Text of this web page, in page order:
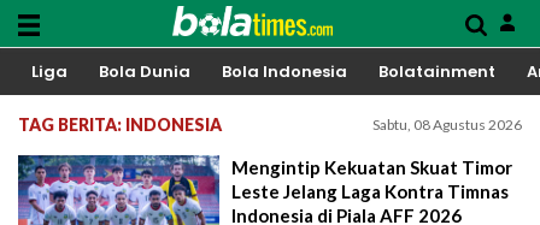
Liga Bola Dunia Bola Indonesia Bolatainment
TAG BERITA: INDONESIA Sabtu, 08 Agustus 2026
Mengintip Kekuatan Skuat Timor
Leste Jelang Laga Kontra Timnas
Indonesia di Piala AFF 2026